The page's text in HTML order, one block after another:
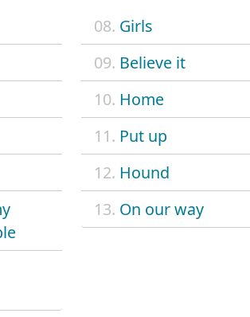
08. Girls
09. Believe it
10. Home
11. Put up
12. Hound
13. On our way